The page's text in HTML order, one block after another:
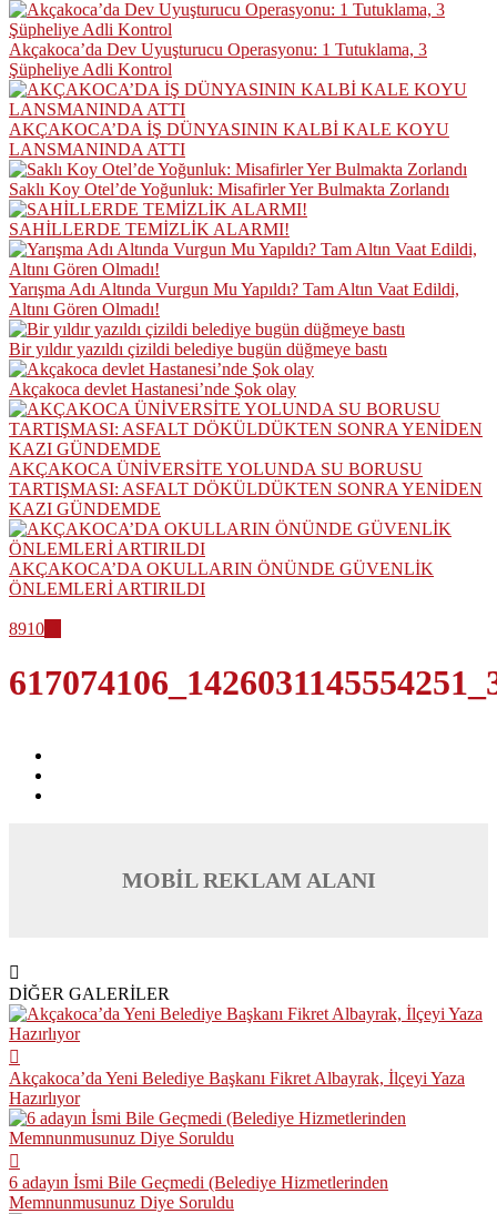
Akçakoca’da Dev Uyuşturucu Operasyonu: 1 Tutuklama, 3
Şüpheliye Adli Kontrol
AKÇAKOCA’DA İŞ DÜNYASININ KALBİ KALE KOYU
LANSMANINDA ATTI
Saklı Koy Otel’de Yoğunluk: Misafirler Yer Bulmakta Zorlandı
SAHİLLERDE TEMİZLİK ALARMI!
Yarışma Adı Altında Vurgun Mu Yapıldı? Tam Altın Vaat Edildi,
Altını Gören Olmadı!
Bir yıldır yazıldı çizildi belediye bugün düğmeye bastı
Akçakoca devlet Hastanesi’nde Şok olay
AKÇAKOCA ÜNİVERSİTE YOLUNDA SU BORUSU
TARTIŞMASI: ASFALT DÖKÜLDÜKTEN SONRA YENİDEN
KAZI GÜNDEMDE
AKÇAKOCA’DA OKULLARIN ÖNÜNDE GÜVENLİK
ÖNLEMLERİ ARTIRILDI
8910
MOBİL REKLAM ALANI
DİĞER GALERİLER
Akçakoca’da Yeni Belediye Başkanı Fikret Albayrak, İlçeyi Yaza
Hazırlıyor
6 adayın İsmi Bile Geçmedi (Belediye Hizmetlerinden
Memnunmusunuz Diye Soruldu